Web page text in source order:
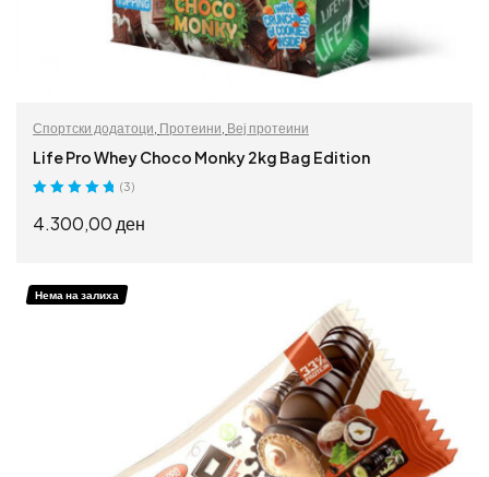
Спортски додатоци Протеини Веј протеини
Life Pro Whey Choco Monky 2kg Bag Edition
од 5
(3)
4.300,00 ден
Нема на залиха